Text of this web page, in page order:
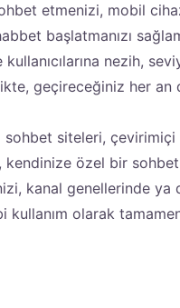
etmenizi, mobil
başlatmanızı
nezih,
geçireceğiniz her an
sohbet siteleri,
kendinize özel bir
kanal genellerinde ya
olarak